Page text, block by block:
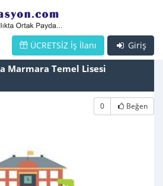
Giriş
ÜCRETSİZ İş İlanı
Marmara Temel Lisesi
0 Beğen